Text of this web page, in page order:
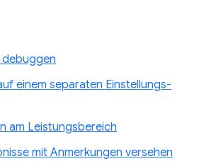
debuggen
einem separaten Einstellungs-
am Leistungsbereich
mit Anmerkungen versehen